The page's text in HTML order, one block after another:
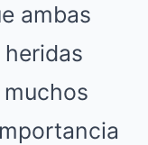
ambas